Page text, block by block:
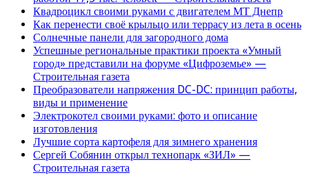
Квадроцикл своими руками с двигателем МТ Днепр
Как перенести своё крыльцо или террасу из лета в осень
Солнечные панели для загородного дома
Успешные региональные практики проекта «Умный
город» представили на форуме «Цифроземье» —
Строительная газета
Преобразователи напряжения DC-DC: принцип работы,
виды и применение
Электрокотел своими руками: фото и описание
изготовления
Лучшие сорта картофеля для зимнего хранения
Сергей Собянин открыл технопарк «ЗИЛ» —
Строительная газета